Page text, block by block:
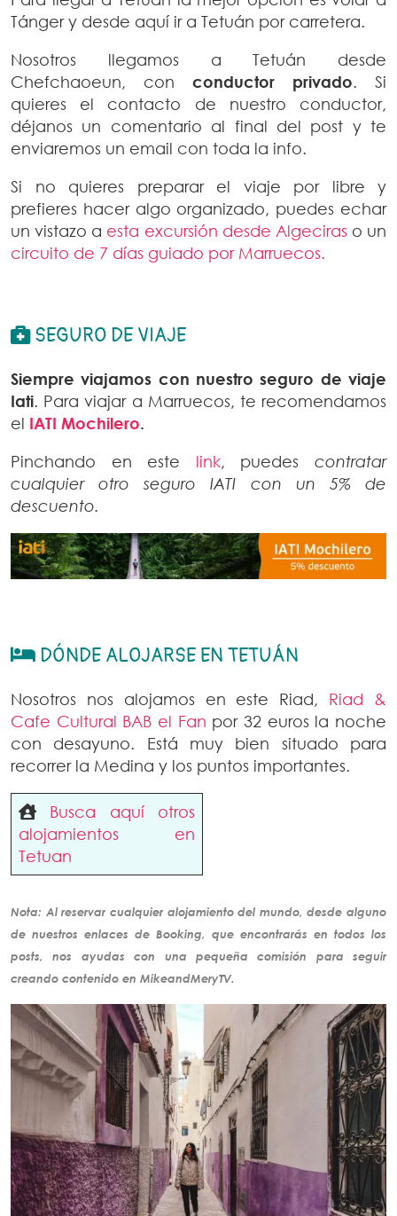
Tánger y desde aquí ir a Tetuán por carretera.
Nosotros llegamos a Tetuán desde
Chefchaoeun, con conductor privado. Si
quieres el contacto de nuestro conductor,
déjanos un comentario al final del post y te
enviaremos un email con toda la info.
Si no quieres preparar el viaje por libre y
prefieres hacer algo organizado, puedes echar
un vistazo a esta excursión desde Algeciras o un
circuito de 7 días guiado por Marruecos.
SEGURO DE VIAJE
Siempre viajamos con nuestro seguro de viaje
Iati. Para viajar a Marruecos, te recomendamos
el IATI Mochilero.
Pinchando en este link, puedescontratar
cualquier otro seguro IATI con un 5% de
descuento.
DÓNDE ALOJARSE EN TETUÁN
Nosotros nos alojamos en este Riad, Riad &
Cafe Cultural BAB el Fan por 32 euros la noche
con desayuno. Está muy bien situado para
recorrer la Medina y los puntos importantes.
Busca aquí otros
alojamientos en
Tetuan
Nota: Al reservar cualquier alojamiento del mundo, desde alguno
de nuestros enlaces de Booking, que encontrarás en todos los
posts, nos ayudas con una pequeña comisión para seguir
creando contenido en MikeandMeryTV.